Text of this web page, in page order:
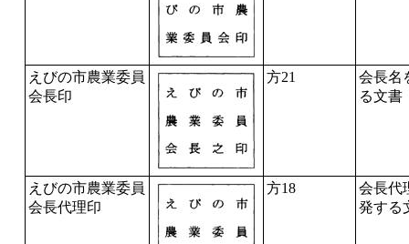
えびの市農業委員
会長印
方21
会長名
る文書
えびの市農業委員
会長代理印
方18
会長代
発する